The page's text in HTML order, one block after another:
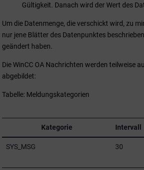
Gültigkeit. Danach wird der Wert des
Um die Datenmenge, die verschickt wird, zu
nur jene Blätter des Datenpunktes
geändert haben.
DieWinCC OA Nachrichten werden teilweise
abgebildet:
Tabelle: Meldungskategorien
Kategorie Intervall
SYS_MSG 30